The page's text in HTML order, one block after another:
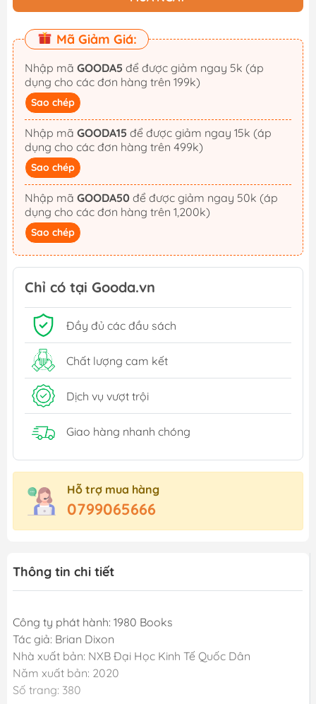
Mã Giảm Giá:
Nhập mã GOODA5
dụng cho các đơn hàng trên 199k)
Sao chép
Nhập mã GOODA15
dụng cho các đơn hàng trên 499k)
Sao chép
Nhập mã GOODA50
dụng cho các đơn hàng trên 1,200k)
Sao chép
Chỉ có tại Gooda.vn
Đầy đủ các đầu sách
Chất lượng cam kết
Dịch vụ vượt trội
Giao hàng nhanh chóng
Hỗ trợ mua hàng
0799065666
Thông tin chi tiết
Công ty phát hành: 1980 Books
Tác giả: Brian Dixon
Nhà xuất bản: NXB Đại Học Kinh Tế Quốc Dân
Năm xuất bản: 2020
Số trang: 380